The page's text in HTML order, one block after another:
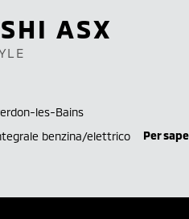
ASX
les-Bains
benzina/elettrico
Per